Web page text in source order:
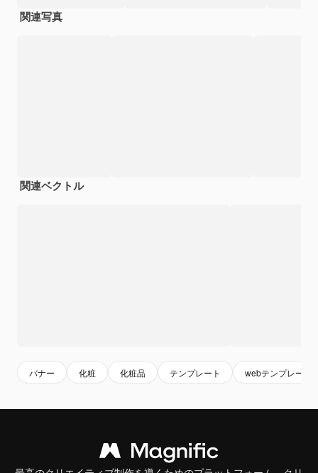
関連写真
関連ベクトル
バナー 化粧 化粧品 テンプレート webテンプレート